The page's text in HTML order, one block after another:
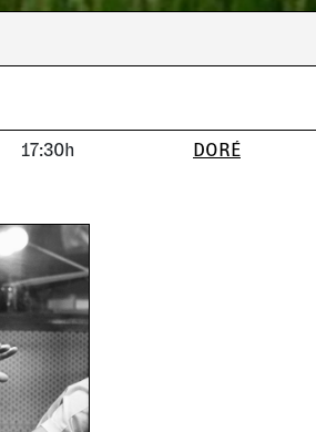
17:30h DORÉ